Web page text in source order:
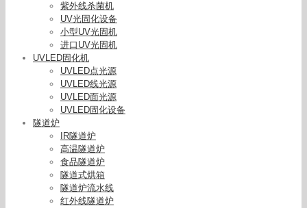
紫外线杀菌机
UV光固化设备
小型UV光固机
进口UV光固机
UVLED固化机
UVLED点光源
UVLED线光源
UVLED面光源
UVLED固化设备
隧道炉
IR隧道炉
高温隧道炉
食品隧道炉
隧道式烘箱
隧道炉流水线
红外线隧道炉